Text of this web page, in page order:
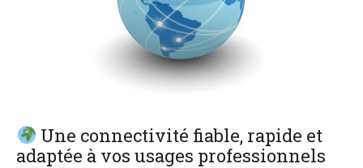
Une connectivité fiable, rapide et
adaptée à vos usages professionnels